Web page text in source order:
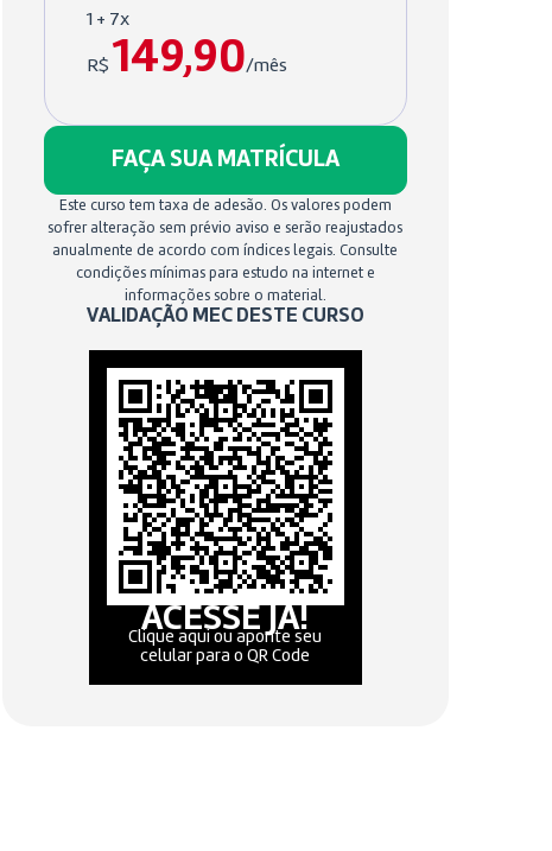
1 + 7x
R$ 149,90/mês
FAÇA SUA MATRÍCULA
Este curso tem taxa de adesão. Os valores podem
sofrer alteração sem prévio aviso e serão reajustados
anualmente de acordo com índices legais. Consulte
condições mínimas para estudo na internet e
informações sobre o material.
VALIDAÇÃO MEC DESTE CURSO
ACESSE JÁ!
Clique aqui ou aponte seu
celular para o QR Code